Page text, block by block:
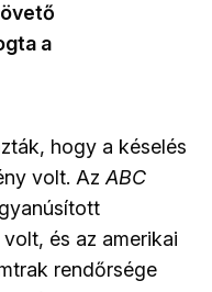
a
hogy a késelés
volt. Az ABC
és az amerikai
rendőrsége